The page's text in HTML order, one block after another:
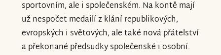
sportovním, ale i společenském. Na kontě mají
už nespočet medailí z klání republikových,
evropských i světových, ale také nová přátelství
a překonané předsudky společenské i osobní.